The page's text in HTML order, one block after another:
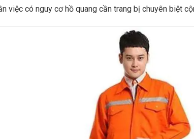
việc có nguy cơ hồ quang cần trang bị chuyên biệt